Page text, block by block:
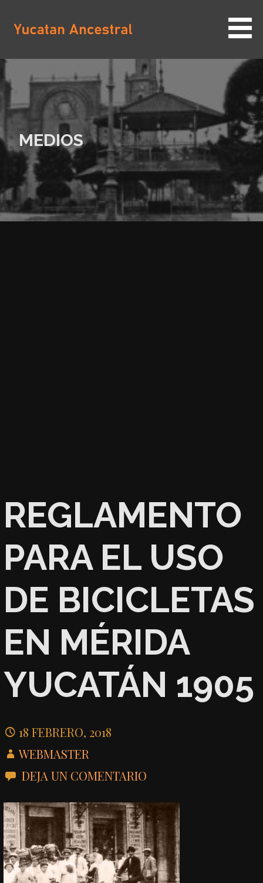
contenido
YUCATAN ANCESTRAL
MEDIOS
REGLAMENTO
PARA EL USO
DE BICICLETAS
EN MÉRIDA
YUCATÁN 1905
18 FEBRERO, 2018
WEBMASTER
DEJA UN COMENTARIO